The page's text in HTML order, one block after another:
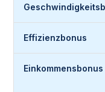
Effizienzbonus
Einkommensbonus